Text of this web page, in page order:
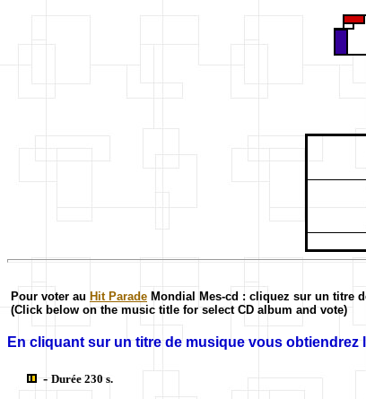
Pour voter au Hit Parade Mondial Mes-cd : cliquez sur un titre
(Click below on the music title for select CD album and vote)
En cliquant sur un titre de musique vous
- Durée 230 s.